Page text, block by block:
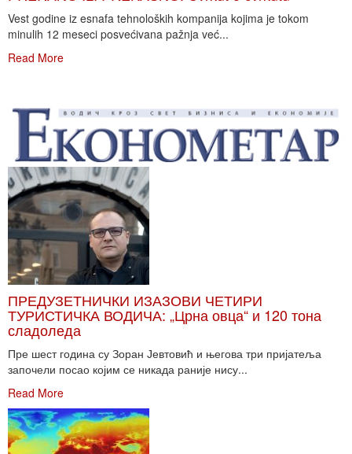
Vest godine iz esnafa tehnoloških kompanija kojima je tokom
minulih 12 meseci posvećivana pažnja već...
Read More
ПРЕДУЗЕТНИЧКИ ИЗАЗОВИ ЧЕТИРИ
ТУРИСТИЧКА ВОДИЧА: „Црна овца“ и 120 тона
сладоледа
Пре шест година су Зоран Јевтовић и његова три пријатеља
започели посао којим се никада раније нису...
Read More